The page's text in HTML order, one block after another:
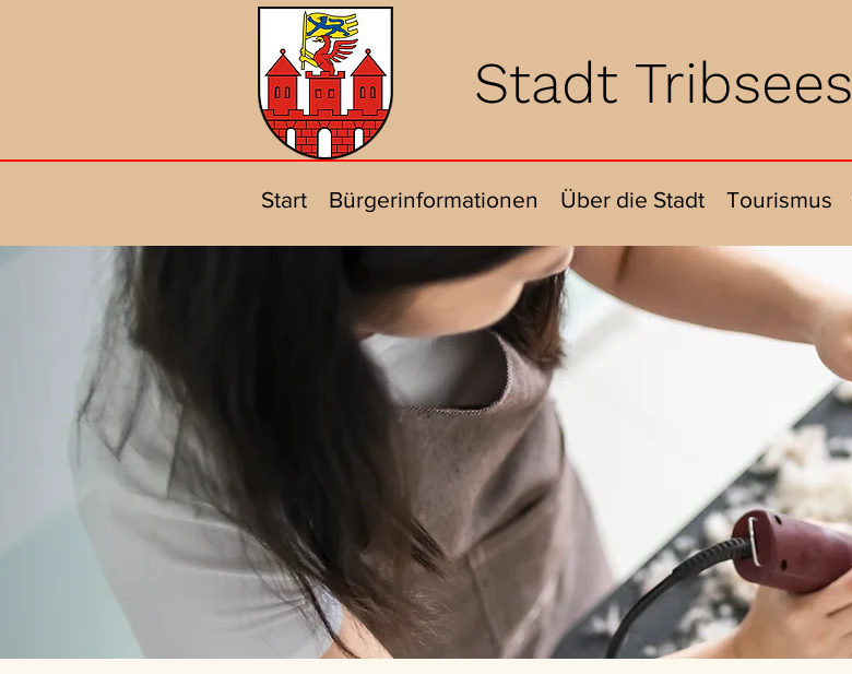
Stadt Tribsees
Start Bürgerinformationen Über die Stadt Tourismus